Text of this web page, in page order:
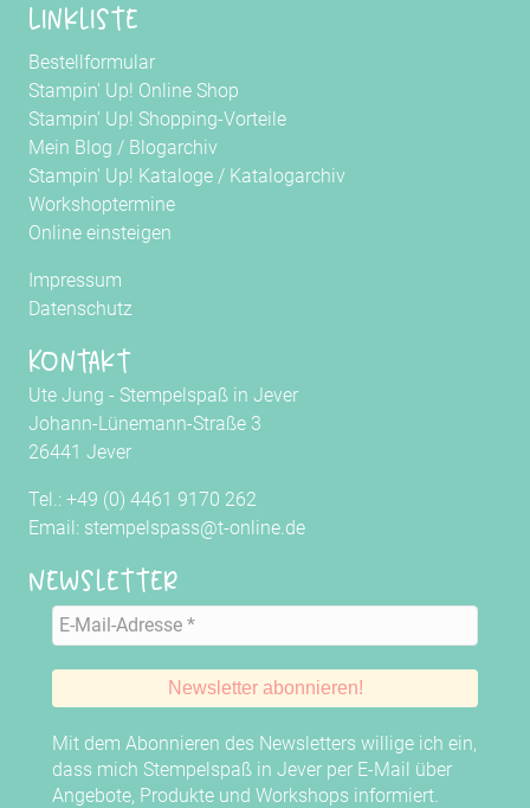
Linkliste
Bestellformular
Stampin' Up! Online Shop
Stampin' Up! Shopping-Vorteile
Mein Blog / Blogarchiv
Stampin' Up! Kataloge / Katalogarchiv
Workshoptermine
Online einsteigen
Impressum
Datenschutz
Kontakt
Ute Jung - Stempelspaß in Jever
Johann-Lünemann-Straße 3
26441 Jever
Tel.: +49 (0) 4461 9170 262
Email: stempelspass@t-online.de
Newsletter
Mit dem Abonnieren des Newsletters willige ich ein,
dass mich Stempelspaß in Jever per E-Mail über
Angebote, Produkte und Workshops informiert.